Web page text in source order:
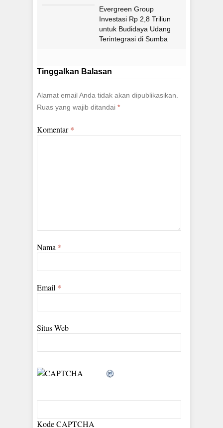
Evergreen Group
Investasi Rp 2,8 Triliun
untuk Budidaya Udang
Terintegrasi di Sumba
Tinggalkan Balasan
Alamat email Anda tidak akan dipublikasikan.
Ruas yang wajib ditandai *
Komentar*
Nama *
Email *
Situs Web
Kode CAPTCHA